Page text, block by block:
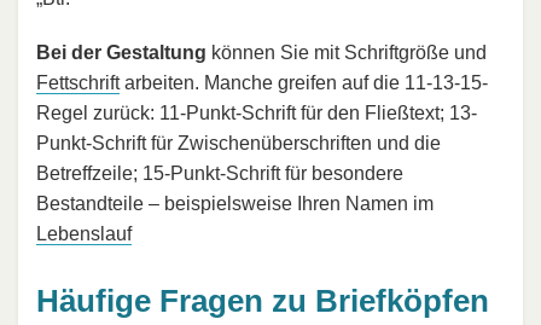
Bei der Gestaltung können Sie mit Schriftgröße und
Fettschriftarbeiten. Manche greifen auf die 11-13-15-
Regel zurück: 11-Punkt-Schrift für den Fließtext; 13-
Punkt-Schrift für Zwischenüberschriften und die
Betreffzeile; 15-Punkt-Schrift für besondere
Bestandteile – beispielsweise Ihren Namen im
Lebenslauf
Häufige Fragen zu Briefköpfen